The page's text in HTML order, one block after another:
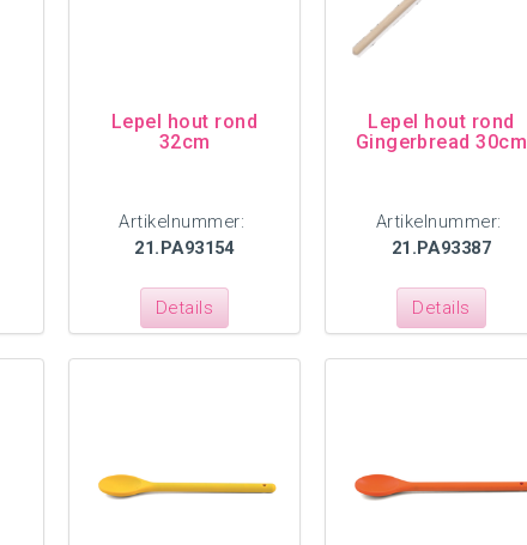
Lepel hout rond
32cm
Artikelnummer:
21.PA93154
Details
Lepel hout rond
Gingerbread 30cm
Artikelnummer:
21.PA93387
Details